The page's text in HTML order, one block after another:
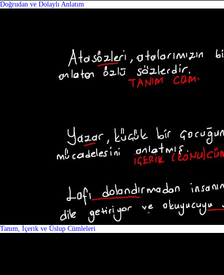
Doğrudan ve Dolaylı Anlatım
Tanım, İçerik ve Üslup Cümleleri